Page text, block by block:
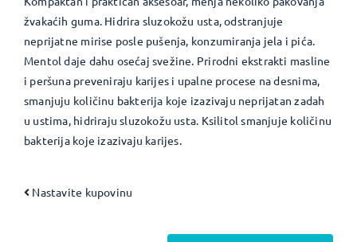
žvakaćih guma. Hidrira sluzokožu usta, odstranjuje
neprijatne mirise posle pušenja, konzumiranja jela i pića.
Mentol daje dahu osećaj svežine. Prirodni ekstrakti masline
i peršuna preveniraju karijes i upalne procese na desnima,
smanjuju količinu bakterija koje izazivaju neprijatan zadah
u ustima, hidriraju sluzokožu usta. Ksilitol smanjuje količinu
bakterija koje izazivaju karijes.
Nastavite kupovinu